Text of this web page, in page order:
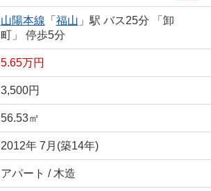
山陽本線 「 福山 」駅 バス25分 「卸
町」 停歩5分
5.65万円
3,500円
56.53㎡
2012年 7月(築14年)
アパート / 木造